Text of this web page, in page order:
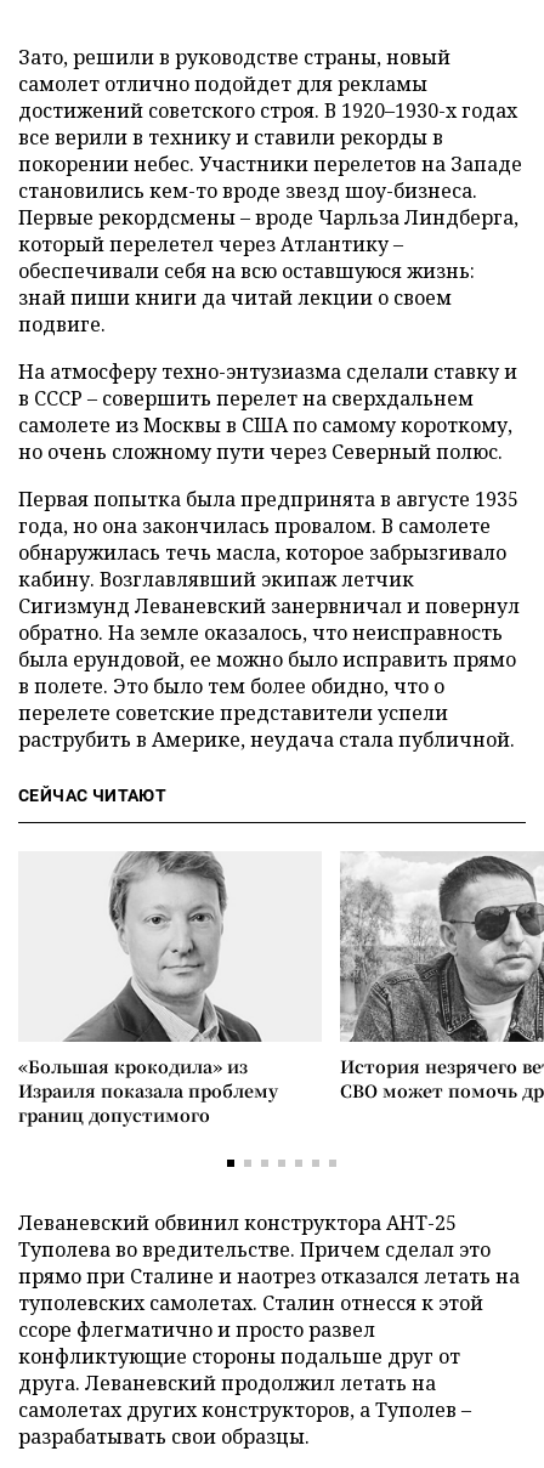
Зато, решили в руководстве страны, новый
самолет отлично подойдет для рекламы
достижений советского строя. В 1920–1930-х годах
все верили в технику и ставили рекорды в
покорении небес. Участники перелетов на Западе
становились кем-то вроде звезд шоу-бизнеса.
Первые рекордсмены – вроде Чарльза Линдберга,
который перелетел через Атлантику –
обеспечивали себя на всю оставшуюся жизнь:
знай пиши книги да читай лекции о своем
подвиге.
На атмосферу техно-энтузиазма сделали ставку и
в СССР – совершить перелет на сверхдальнем
самолете из Москвы в США по самому короткому,
но очень сложному пути через Северный полюс.
Первая попытка была предпринята в августе 1935
года, но она закончилась провалом. В самолете
обнаружилась течь масла, которое забрызгивало
кабину. Возглавлявший экипаж летчик
Сигизмунд Леваневский занервничал и повернул
обратно. На земле оказалось, что неисправность
была ерундовой, ее можно было исправить прямо
в полете. Это было тем более обидно, что о
перелете советские представители успели
раструбить в Америке, неудача стала публичной.
СЕЙЧАС ЧИТАЮТ
«Большая крокодила» из
Израиля показала проблему
границ допустимого
История незрячего
СВО может помочь
Леваневский обвинил конструктора АНТ-25
Туполева во вредительстве. Причем сделал это
прямо при Сталине и наотрез отказался летать на
туполевских самолетах. Сталин отнесся к этой
ссоре флегматично и просто развел
конфликтующие стороны подальше друг от
друга. Леваневский продолжил летать на
самолетах других конструкторов, а Туполев –
разрабатывать свои образцы.